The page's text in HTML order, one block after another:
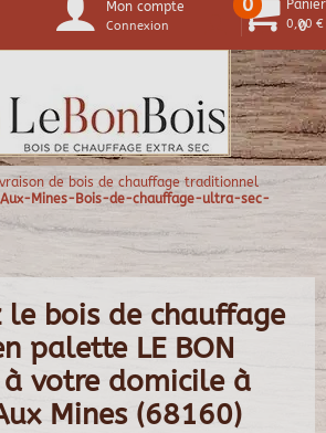
0
Mon compte
Connexion
0 Panier
0,00 €
de bois de chauffage traditionnel
Mines-Bois-de-chauffage-ultra-sec-
le bois de chauffage
palette LE BON
à votre domicile à
Mines (68160)